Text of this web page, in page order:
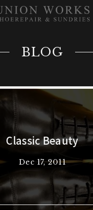
BLOG
Classic Beauty
Dec 17, 2011